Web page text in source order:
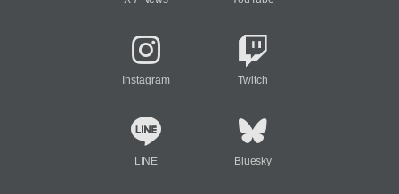
Instagram Twitch
LINE Bluesky